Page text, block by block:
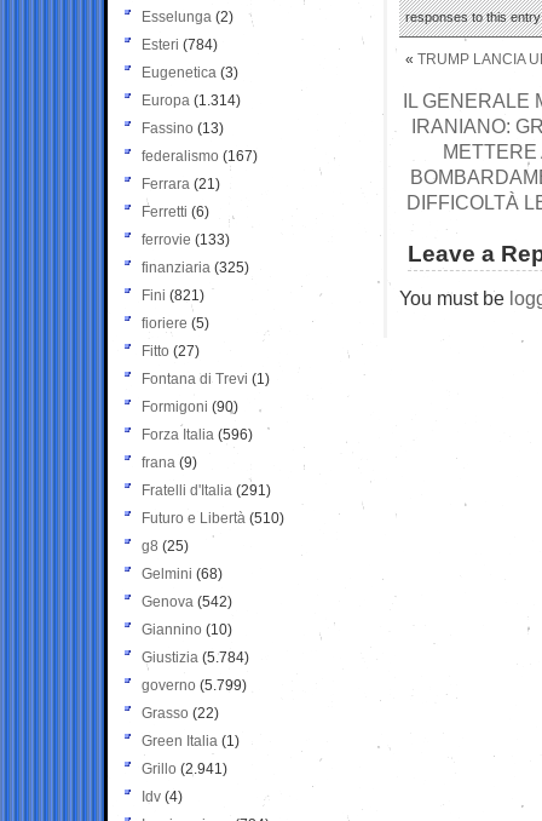
responses to this
« TRUMP LANCIA
IL GENERALE
IRANIANO:
METTERE
DIFFICOLTÀ
Leave a
You must be
Esselunga (2)
Esteri (784)
Eugenetica (3)
Europa (1.314)
Fassino (13)
federalismo (167)
Ferrara (21)
Ferretti (6)
ferrovie (133)
finanziaria (325)
Fini (821)
fioriere (5)
Fitto (27)
Fontana di Trevi (1)
Formigoni (90)
Forza Italia (596)
frana (9)
Fratelli d'Italia (291)
Futuro e Libertà (510)
g8 (25)
Gelmini (68)
Genova (542)
Giannino (10)
Giustizia (5.784)
governo (5.799)
Grasso (22)
Green Italia (1)
Grillo (2.941)
Idv (4)